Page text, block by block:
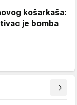
košarkaša:
je bomba